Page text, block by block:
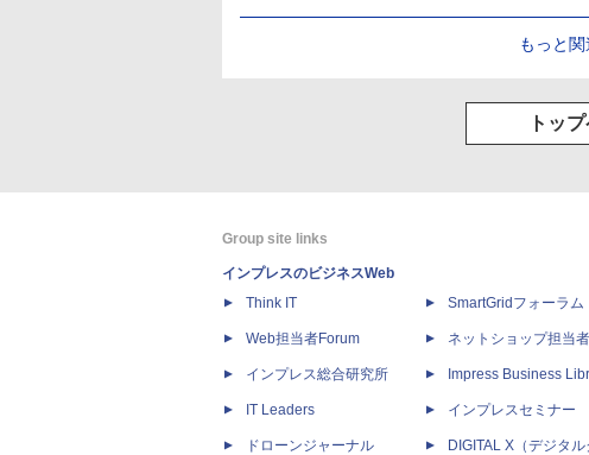
もっと
トッ
Group site links
インプレスのビジネスWeb
Think IT
Web担当者Forum
インプレス総合研究所
IT Leaders
ドローンジャーナル
SmartGridフォーラム
ネットショップ担当
Impress Business
インプレスセミナー
DIGITAL X（デジタル